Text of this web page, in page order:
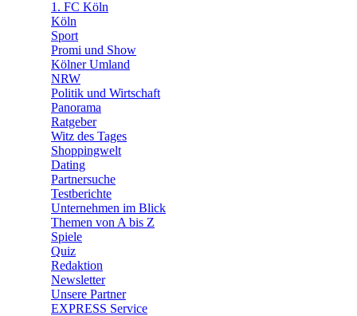
1. FC Köln
Köln
Sport
Promi und Show
Kölner Umland
NRW
Politik und Wirtschaft
Panorama
Ratgeber
Witz des Tages
Shoppingwelt
Dating
Partnersuche
Testberichte
Unternehmen im Blick
Themen von A bis Z
Spiele
Quiz
Redaktion
Newsletter
Unsere Partner
EXPRESS Service